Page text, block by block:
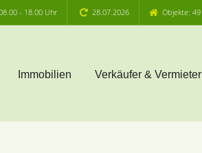
- 18.00 Uhr 28.07.2026 Objekte: 49
Immobilien Verkäufer & Vermieter